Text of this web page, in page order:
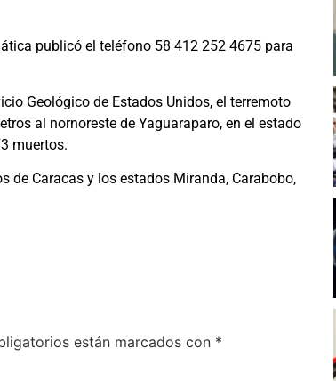
publicó el teléfono 58 412 252 4675 para
Geológico de Estados Unidos, el terremoto
al nornoreste de Yaguaraparo, en el estado
muertos.
de Caracas y los estados Miranda, Carabobo,
están marcados con *